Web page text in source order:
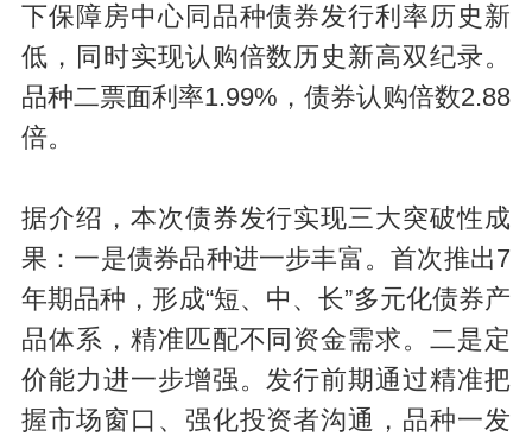
下保障房中心同品种债券发行利率历史新
低，同时实现认购倍数历史新高双纪录。
品种二票面利率1.99%，债券认购倍数2.88
倍。
据介绍，本次债券发行实现三大突破性成
果：一是债券品种进一步丰富。首次推出7
年期品种，形成“短、中、长”多元化债券产
品体系，精准匹配不同资金需求。二是定
价能力进一步增强。发行前期通过精准把
握市场窗口、强化投资者沟通，品种一发